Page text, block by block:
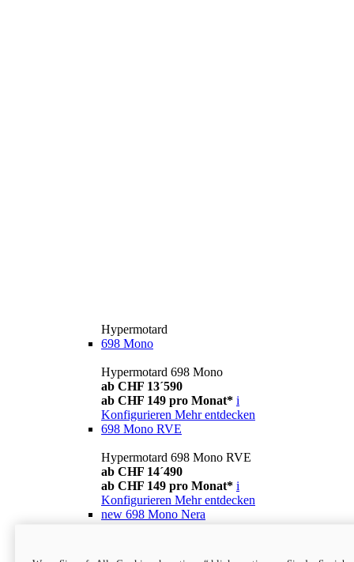
Hypermotard
698 Mono
Hypermotard 698 Mono
ab CHF 13´590
ab CHF 149 pro Monat* i
Konfigurieren Mehr entdecken
698 Mono RVE
Hypermotard 698 Mono RVE
ab CHF 14´490
ab CHF 149 pro Monat* i
Konfigurieren Mehr entdecken
new 698 Mono Nera
ab CHF 13´990